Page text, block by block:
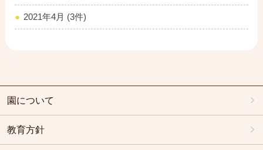
2021年4月 (3件)
園について
教育方針